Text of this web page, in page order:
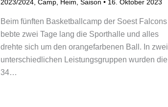
2023/2024, Camp, Heim Saison • 16. Oktober 2023
Beim fünften Basketballcamp der Soest Falcons
bebte zwei Tage lang die Sporthalle und alles
drehte sich um den orangefarbenen Ball. In zwei
unterschiedlichen Leistungsgruppen wurden die
34…